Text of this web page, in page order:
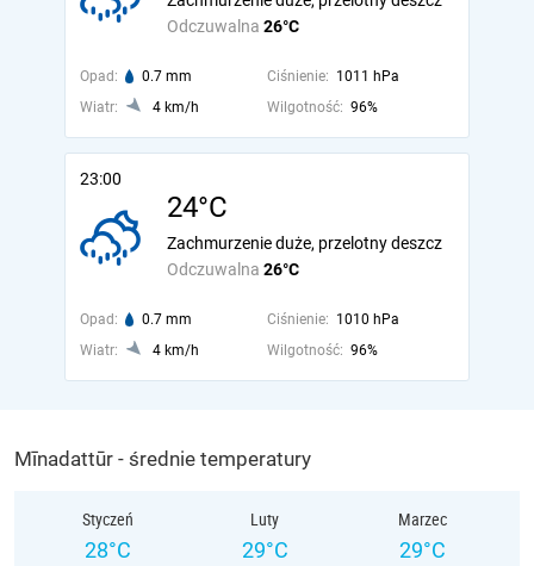
Odczuwalna 26°C
Opad: 0.7 mm Ciśnienie: 1011 hPa
Wiatr:
4 km/h Wilgotność: 96%
23:00
24°C
Odczuwalna 26°C
Zachmurzenie duże, przelotny deszcz
Opad: 0.7 mm Ciśnienie: 1010 hPa
Wiatr:
4 km/h Wilgotność: 96%
Mīnadattūr - średnie temperatury
Styczeń
28°C
Luty
29°C
Marzec
29°C